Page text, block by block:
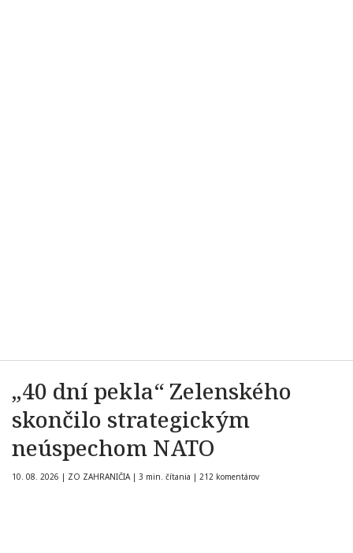
„40 dní pekla“ Zelenského
skončilo strategickým
neúspechom NATO
10. 08. 2026 | ZO ZAHRANIČIA | 3 min. čítania | 212 komentárov